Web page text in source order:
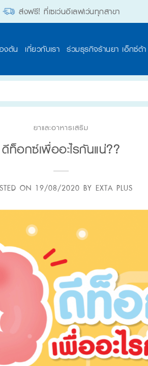
ส่งฟรี! ที่เซเว่นอีเลฟเว่นทุกสาขา
งต้น เกี่ยวกับเรา ร่วมธุรกิจร้านยา เอ็กซ์ต้
ยาและอาหารเสริม
ดีท็อกซ์เพื่ออะไรกันแน่??
ON 19/08/2020 BY EXTA PLUS